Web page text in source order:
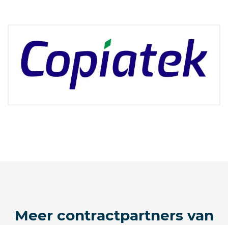
Meer contractpartners van